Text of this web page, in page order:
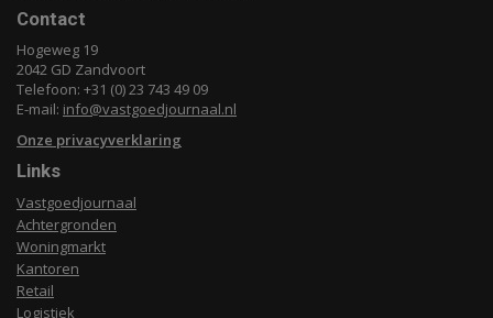
Contact
Hogeweg 19
2042 GD Zandvoort
Telefoon: +31 (0) 23 743 49 09
E-mail: info@vastgoedjournaal.nl
Onze privacyverklaring
Links
Vastgoedjournaal
Achtergronden
Woningmarkt
Kantoren
Retail
Logistiek